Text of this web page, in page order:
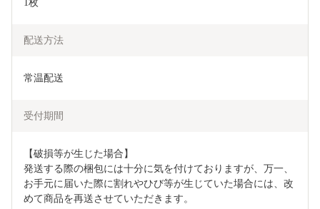
1枚
配送方法
常温配送
受付期間
【破損等が生じた場合】
発送する際の梱包には十分に気を付けておりますが、万一、
お手元に届いた際に割れやひび等が生じていた場合には、改
めて商品を再送させていただきます。